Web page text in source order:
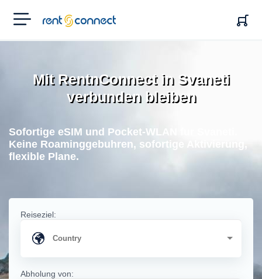
RENT'N
CONNECT
Mit RentnConnect in Svaneti
verbunden bleiben
Sofortige eSIM und Pocket-WLAN fur Svaneti.
Keine Roaminggebuhren, sofortige Aktivierung,
flexible Plane.
Reiseziel:
Abholung von: